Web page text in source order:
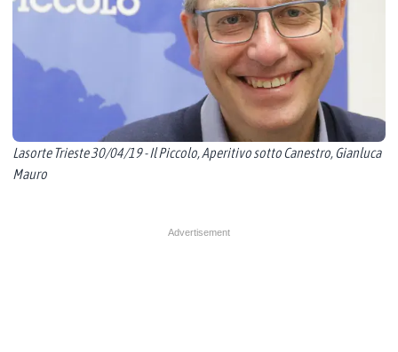
Lasorte Trieste 30/04/19 - Il Piccolo, Aperitivo sotto Canestro, Gianluca
Mauro